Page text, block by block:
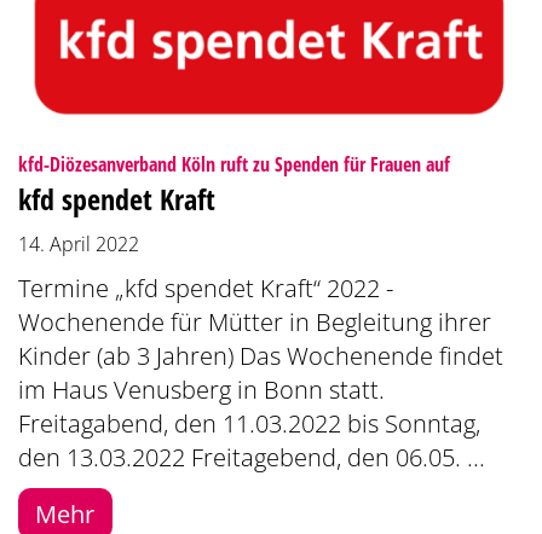
kfd-Diözesanverband Köln ruft zu Spenden für Frauen auf:
kfd spendet Kraft
14. April 2022
Termine „kfd spendet Kraft“ 2022 -
Wochenende für Mütter in Begleitung ihrer
Kinder (ab 3 Jahren) Das Wochenende findet
im Haus Venusberg in Bonn statt.
Freitagabend, den 11.03.2022 bis Sonntag,
den 13.03.2022 Freitagebend, den 06.05. ...
Mehr